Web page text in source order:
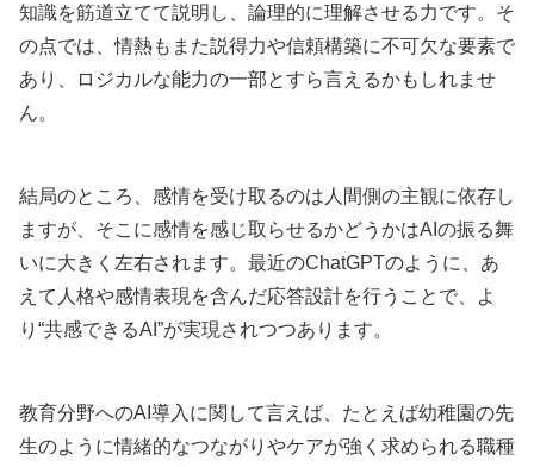
知識を筋道立てて説明し、論理的に理解させる力です。そ
の点では、情熱もまた説得力や信頼構築に不可欠な要素で
あり、ロジカルな能力の一部とすら言えるかもしれませ
ん。
結局のところ、感情を受け取るのは人間側の主観に依存し
ますが、そこに感情を感じ取らせるかどうかはAIの振る舞
いに大きく左右されます。最近のChatGPTのように、あ
えて人格や感情表現を含んだ応答設計を行うことで、よ
り“共感できるAI”が実現されつつあります。
教育分野へのAI導入に関して言えば、たとえば幼稚園の先
生のように情緒的なつながりやケアが強く求められる職種